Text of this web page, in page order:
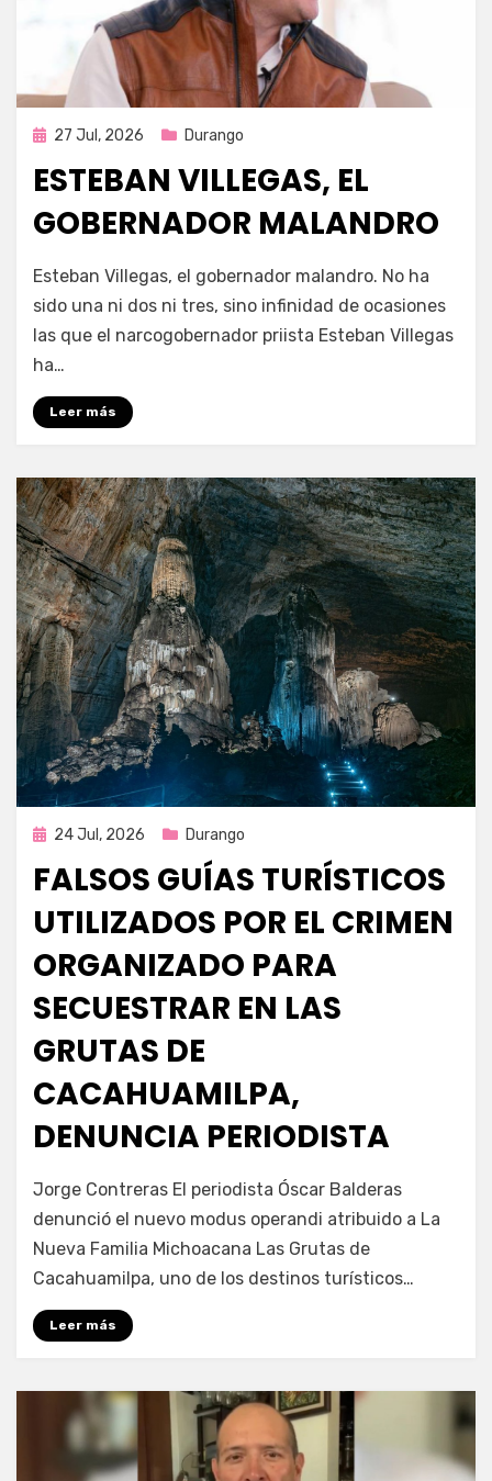
Publicada
27 Jul, 2026 Durango
ESTEBAN VILLEGAS, EL
GOBERNADOR MALANDRO
por Fernando Miranda Servín
Esteban Villegas, el gobernador malandro. No ha
sido una ni dos ni tres, sino infinidad de ocasiones
las que el narcogobernador priista Esteban Villegas
ha…
Leer más
Publicada
24 Jul, 2026 Durango
FALSOS GUÍAS TURÍSTICOS
UTILIZADOS POR EL CRIMEN
ORGANIZADO PARA
SECUESTRAR EN LAS
GRUTAS DE
CACAHUAMILPA,
DENUNCIA PERIODISTA
Fernando Miranda Servín
Jorge Contreras El periodista Óscar Balderas
denunció el nuevo modus operandi atribuido a La
Nueva Familia Michoacana Las Grutas de
Cacahuamilpa, uno de los destinos turísticos…
Leer más